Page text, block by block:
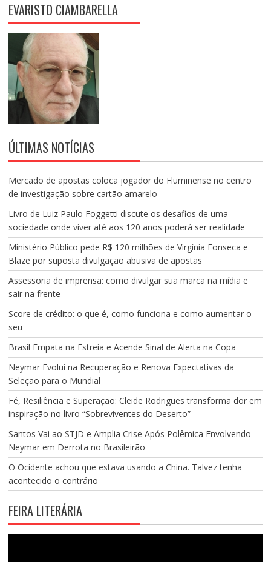
EVARISTO CIAMBARELLA
ÚLTIMAS NOTÍCIAS
Mercado de apostas coloca jogador do Fluminense no centro
de investigação sobre cartão amarelo
Livro de Luiz Paulo Foggetti discute os desafios de uma
sociedade onde viver até aos 120 anos poderá ser realidade
Ministério Público pede R$ 120 milhões de Virgínia Fonseca e
Blaze por suposta divulgação abusiva de apostas
Assessoria de imprensa: como divulgar sua marca na mídia e
sair na frente
Score de crédito: o que é, como funciona e como aumentar o
seu
Brasil Empata na Estreia e Acende Sinal de Alerta na Copa
Neymar Evolui na Recuperação e Renova Expectativas da
Seleção para o Mundial
Fé, Resiliência e Superação: Cleide Rodrigues transforma dor em
inspiração no livro “Sobreviventes do Deserto”
Santos Vai ao STJD e Amplia Crise Após Polêmica Envolvendo
Neymar em Derrota no Brasileirão
O Ocidente achou que estava usando a China. Talvez tenha
acontecido o contrário
FEIRA LITERÁRIA